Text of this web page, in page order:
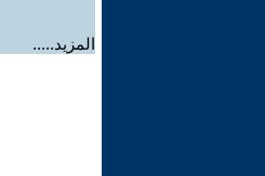
المزيد.....